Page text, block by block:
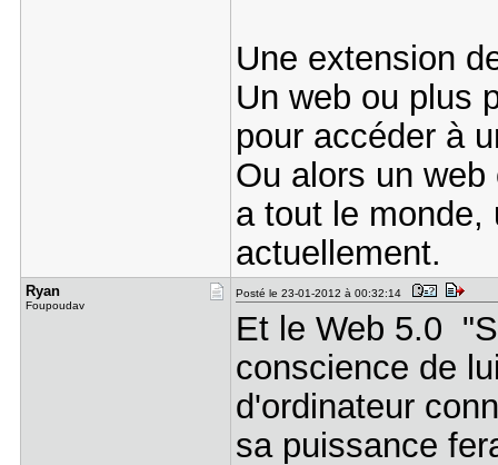
Une extension
Un web ou plus
pour accéder à
Ou alors un
a tout le monde,
actuellement.
Ryan
Foupoudav
Posté le 23-01-2012 à 00:32:14
Et le Web 5.0
conscience de
d'ordinateur
sa puissance